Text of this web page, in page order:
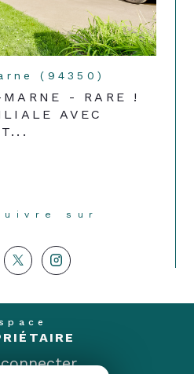
(94350)
- RARE !
AVEC
suivre sur
Espace